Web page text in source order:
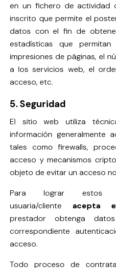
en un fichero de actividad
inscrito que permite el
datos con el fin de
estadísticas que
impresiones de páginas, el
a los servicios web, el
acceso, etc.
5. Seguridad
El sitio web utiliza
información generalmente
tales como firewalls,
acceso y mecanismos
objeto de evitar un acceso
Para lograr estos
usuaria/cliente acepta
prestador obtenga
correspondiente
acceso.
Todo proceso de